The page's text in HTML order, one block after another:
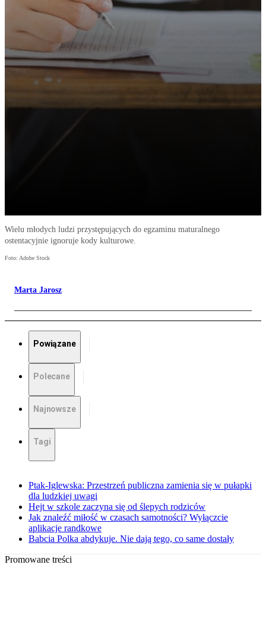
Wielu młodych ludzi przystępujących do egzaminu maturalnego
ostentacyjnie ignoruje kody kulturowe.
Foto: Adobe Stock
Marta Jarosz
Powiązane
Polecane
Najnowsze
Tagi
Ptak-Iglewska: Przestrzeń publiczna zamienia się w pułapki
dla ludzkiej uwagi
Hejt w szkole zaczyna się od ślepych rodziców
Jak znaleźć miłość w czasach samotności? Wyłączcie
aplikacje randkowe
Babcia Polka abdykuje. Nie dają tego, co same dostały
Promowane treści